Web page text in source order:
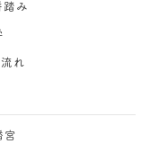
踏み
れ
宮